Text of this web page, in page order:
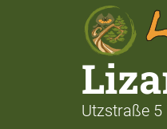
Utzstraße 5